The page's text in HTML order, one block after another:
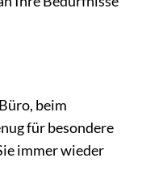
beim
für besondere
immer wieder